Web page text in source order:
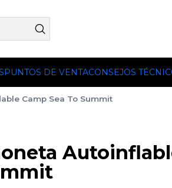
PUNTOS DE VENTACONSEJOS
Camp Sea To Summit